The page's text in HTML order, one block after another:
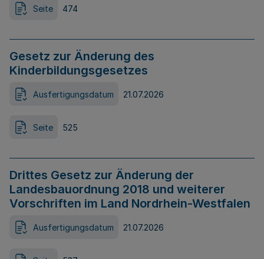
Seite 474
Gesetz zur Änderung des
Kinderbildungsgesetzes
Ausfertigungsdatum 21.07.2026
Seite 525
Drittes Gesetz zur Änderung der
Landesbauordnung 2018 und weiterer
Vorschriften im Land Nordrhein-Westfalen
Ausfertigungsdatum 21.07.2026